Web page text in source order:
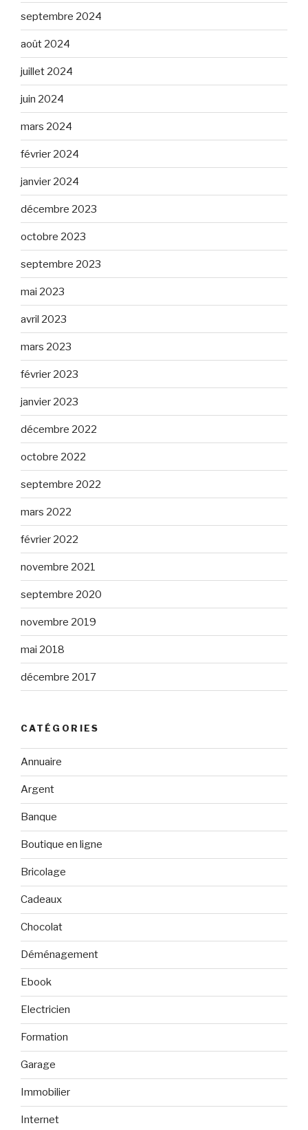
septembre 2024
août 2024
juillet 2024
juin 2024
mars 2024
février 2024
janvier 2024
décembre 2023
octobre 2023
septembre 2023
mai 2023
avril 2023
mars 2023
février 2023
janvier 2023
décembre 2022
octobre 2022
septembre 2022
mars 2022
février 2022
novembre 2021
septembre 2020
novembre 2019
mai 2018
décembre 2017
CATÉGORIES
Annuaire
Argent
Banque
Boutique en ligne
Bricolage
Cadeaux
Chocolat
Déménagement
Ebook
Electricien
Formation
Garage
Immobilier
Internet